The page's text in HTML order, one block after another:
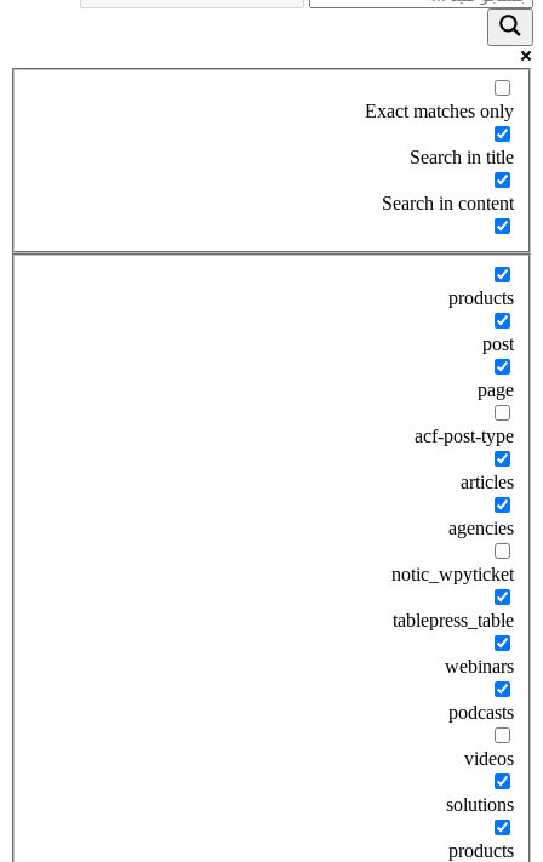
Exact matches only
Search in title
Search in content
products
post
page
acf-post-type
articles
agencies
notic_wpyticket
tablepress_table
webinars
podcasts
videos
solutions
products